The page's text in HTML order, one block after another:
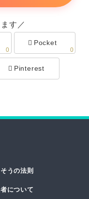
す／
0
Pocket
0
Pinterest
うの法則
について